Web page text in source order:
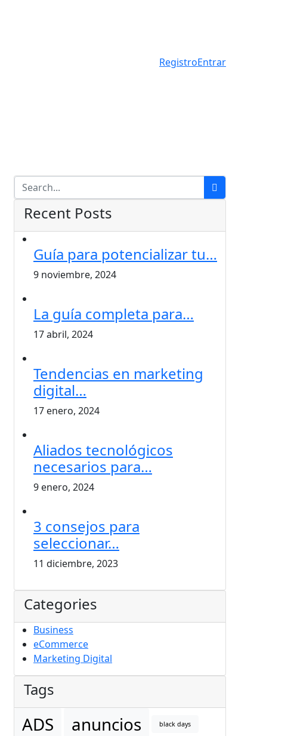
RegistroEntrar
Recent Posts
Guía para potencializar tu…
9 noviembre, 2024
La guía completa para…
17 abril, 2024
Tendencias en marketing
digital…
17 enero, 2024
Aliados tecnológicos
necesarios para…
9 enero, 2024
3 consejos para
seleccionar…
11 diciembre, 2023
Categories
Business
eCommerce
Marketing Digital
Tags
ADS anuncios black days